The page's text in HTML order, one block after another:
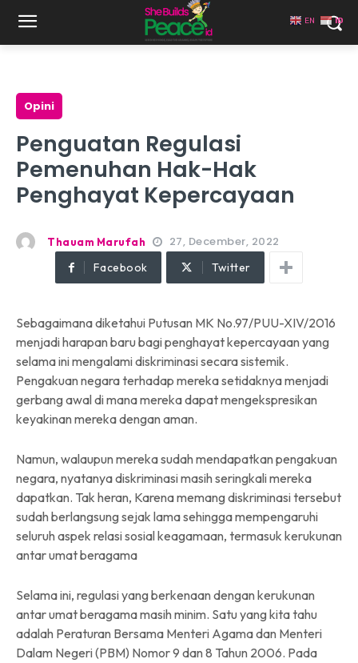
Opini
Penguatan Regulasi
Pemenuhan Hak-Hak
Penghayat Kepercayaan
Thauam Marufah 27, December, 2022
Facebook Twitter
Sebagaimana diketahui Putusan MK No.97/PUU-XIV/2016
menjadi harapan baru bagi penghayat kepercayaan yang
selama ini mengalami diskriminasi secara sistemik.
Pengakuan negara terhadap mereka setidaknya menjadi
gerbang awal di mana mereka dapat mengekspresikan
keyakinan mereka dengan aman.
Namun, walaupun mereka sudah mendapatkan pengakuan
negara, nyatanya diskriminasi masih seringkali mereka
dapatkan. Tak heran, Karena memang diskriminasi tersebut
sudah berlangsung sejak lama sehingga mempengaruhi
seluruh aspek relasi sosial keagamaan, termasuk kerukunan
antar umat beragama
Selama ini, regulasi yang berkenaan dengan kerukunan
antar umat beragama masih minim. Satu yang kita tahu
adalah Peraturan Bersama Menteri Agama dan Menteri
Dalam Negeri (PBM) Nomor 9 dan 8 Tahun 2006. Pada
EN ID